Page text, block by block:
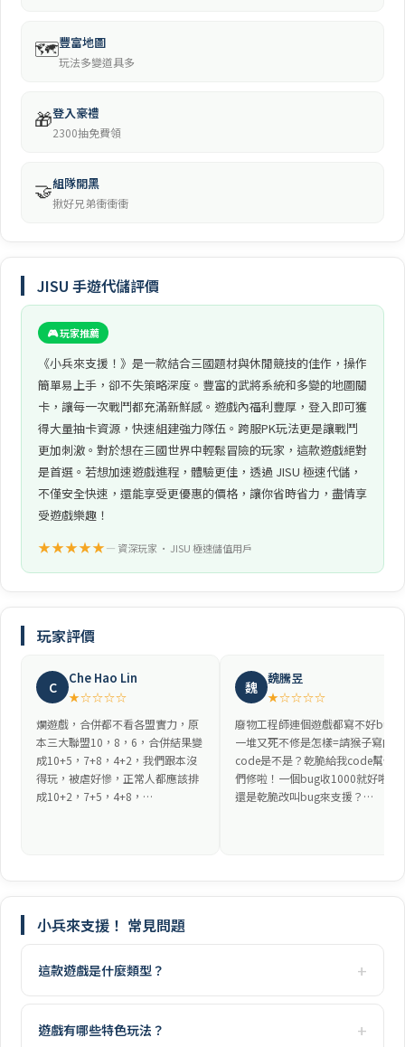
🗺️豐富地圖
玩法多變道具多
🎁登入豪禮
2300抽免費領
🤝組隊開黑
揪好兄弟衝衝衝
JISU 手遊代儲評價
🎮 玩家推薦
《小兵來支援！》是一款結合三國題材與休閒競技的佳作，操作
簡單易上手，卻不失策略深度。豐富的武將系統和多變的地圖關
卡，讓每一次戰鬥都充滿新鮮感。遊戲內福利豐厚，登入即可獲
得大量抽卡資源，快速組建強力隊伍。跨服PK玩法更是讓戰鬥
更加刺激。對於想在三國世界中輕鬆冒險的玩家，這款遊戲絕對
是首選。若想加速遊戲進程，體驗更佳，透過 JISU 極速代儲，
不僅安全快速，還能享受更優惠的價格，讓你省時省力，盡情享
受遊戲樂趣！
★★★★★— 資深玩家 • JISU 極速儲值用戶
玩家評價
C Che Hao Lin
★☆☆☆☆
爛遊戲，合併都不看各盟實力，原
本三大聯盟10，8，6，合併結果變
成10+5，7+8，4+2，我們跟本沒
得玩，被虐好慘，正常人都應該排
成10+2，7+5，4+8，…
魏 魏騰昱
★☆☆☆☆
廢物工程師連個遊戲都寫不好bug
一堆又死不修是怎樣=請猴子寫的
code是不是？乾脆給我code幫你
們修啦！一個bug收1000就好啦！
還是乾脆改叫bug來支援？…
小兵來支援！ 常見問題
這款遊戲是什麼類型？
遊戲有哪些特色玩法？